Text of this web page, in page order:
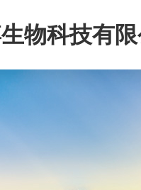
物科技有